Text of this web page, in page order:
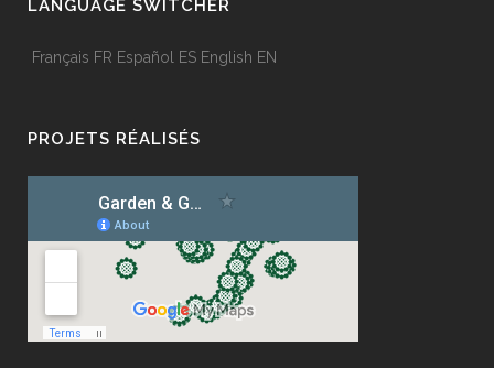
LANGUAGE SWITCHER
Français FR Español ES English EN
PROJETS RÉALISÉS